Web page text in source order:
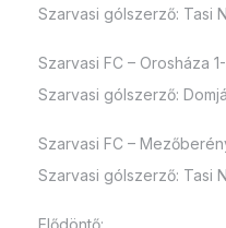
Szarvasi gólszerző: Tasi
Szarvasi FC – Orosháza
Szarvasi gólszerző:
Szarvasi FC –
Szarvasi gólszerző: Tasi